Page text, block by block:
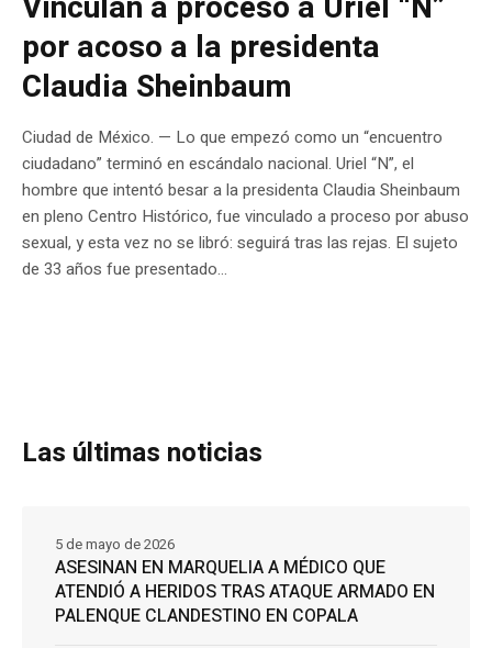
por acoso a la presidenta
Claudia Sheinbaum
Ciudad de México. — Lo que empezó como un “encuentro
ciudadano” terminó en escándalo nacional. Uriel “N”, el
hombre que intentó besar a la presidenta Claudia Sheinbaum
en pleno Centro Histórico, fue vinculado a proceso por abuso
sexual, y esta vez no se libró: seguirá tras las rejas. El sujeto
de 33 años fue presentado...
Las últimas noticias
ASESINAN EN MARQUELIA A MÉDICO QUE
ATENDIÓ A HERIDOS TRAS ATAQUE ARMADO EN
PALENQUE CLANDESTINO EN COPALA
5 de mayo de 2026